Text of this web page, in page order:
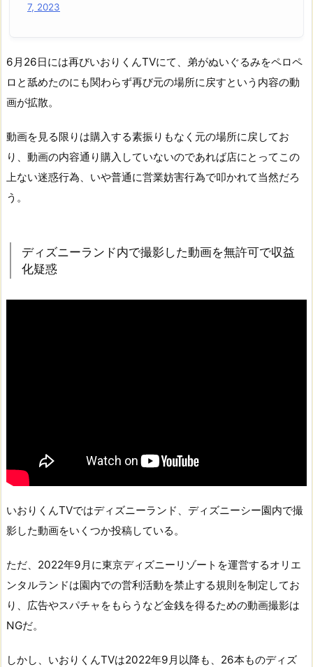
7, 2023
6月26日には再びいおりくんTVにて、弟がぬいぐるみをペロペ
ロと舐めたのにも関わらず再び元の場所に戻すという内容の動
画が拡散。
動画を見る限りは購入する素振りもなく元の場所に戻してお
り、動画の内容通り購入していないのであれば店にとってこの
上ない迷惑行為、いや普通に営業妨害行為で叩かれて当然だろ
う。
ディズニーランド内で撮影した動画を無許可で収益
化疑惑
いおりくんTVではディズニーランド、ディズニーシー園内で撮
影した動画をいくつか投稿している。
ただ、2022年9月に東京ディズニーリゾートを運営するオリエ
ンタルランドは園内での営利活動を禁止する規則を制定してお
り、広告やスパチャをもらうなど金銭を得るための動画撮影は
NGだ。
しかし、いおりくんTVは2022年9月以降も、26本ものディズ